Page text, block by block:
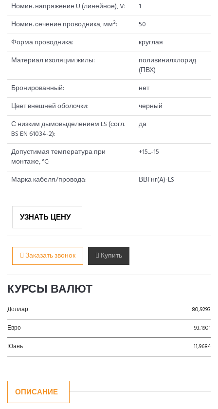
Номин. напряжение U (линейное), V:
1
Номин. сечение проводника, мм²:
50
Форма проводника:
круглая
Материал изоляции жилы:
поливинилхлорид
(ПВХ)
Бронированный:
нет
Цвет внешней оболочки:
черный
С низким дымовыделением LS (согл.
BS EN 61034-2):
да
Допустимая температура при
монтаже, °C:
+15...-15
Марка кабеля/провода: ВВГнг(A)-LS
УЗНАТЬ ЦЕНУ
Заказать звонок Купить
КУРСЫ ВАЛЮТ
Доллар
80,9293
Евро
93,1901
Юань
11,9684
ОПИСАНИЕ